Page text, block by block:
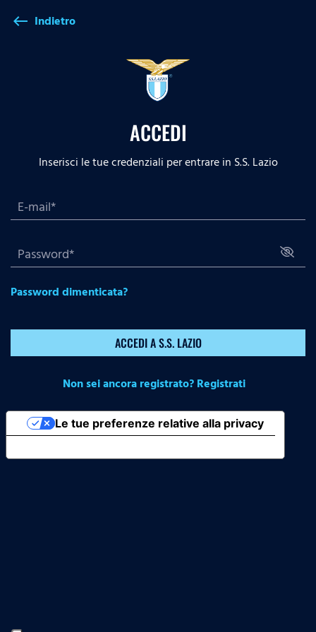
west Indietro
ACCEDI
Inserisci le tue credenziali per entrare in S.S. Lazio
Password dimenticata?
ACCEDI A S.S. LAZIO
Non sei ancora registrato? Registrati
Le tue preferenze relative alla privacy